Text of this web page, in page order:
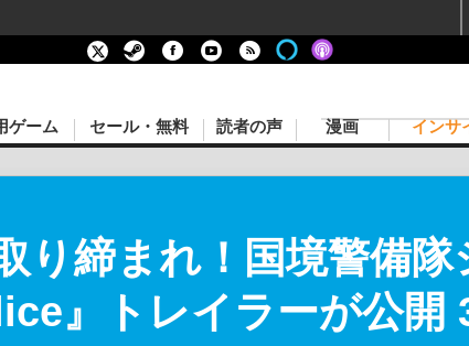
ゲーム セール・無料 読者の声 漫画 インサ
り締まれ！国境警備隊
』トレイラーが公開